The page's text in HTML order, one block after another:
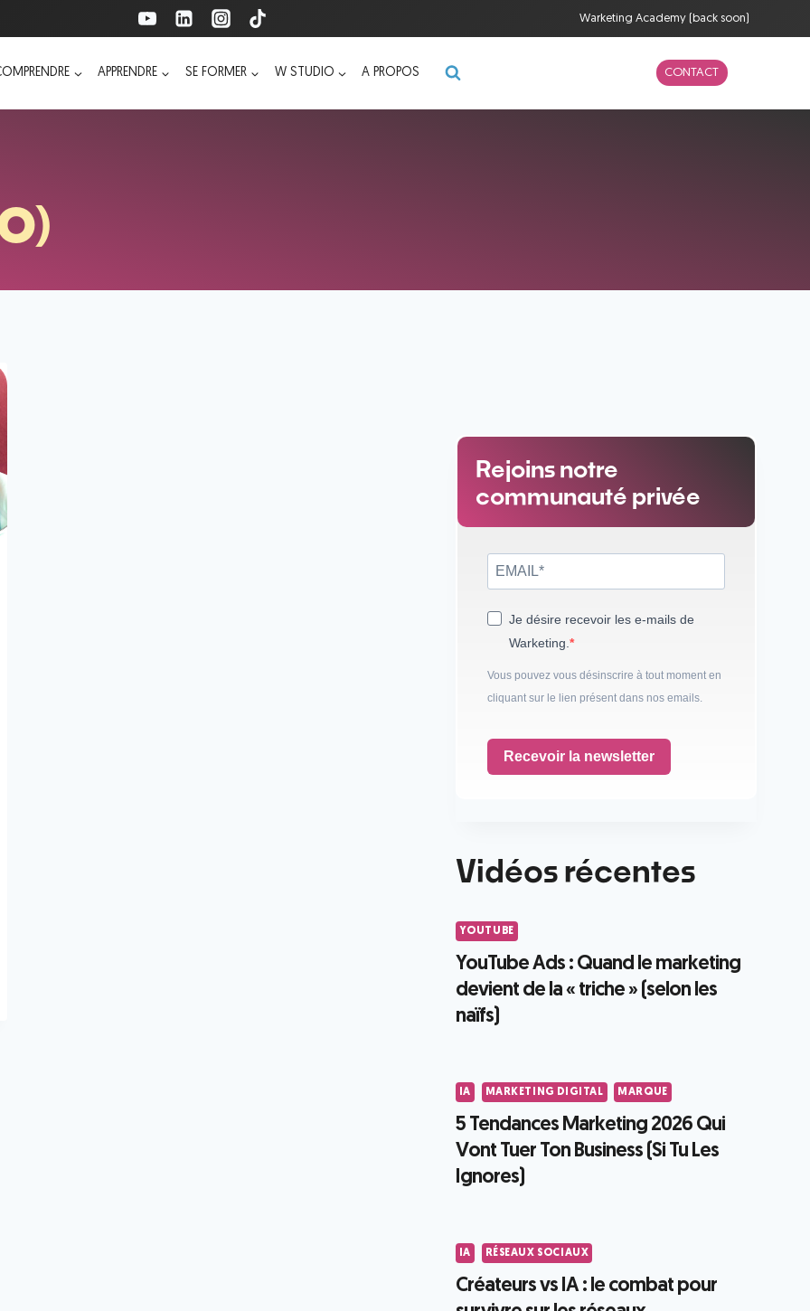
Warketing Academy (back soon)
APPRENDRE SE FORMER W STUDIO A PROPOS CONTACT
Rejoins notre
communauté privée
Je désire recevoir les e-mails de
Warketing.
Vous pouvez vous désinscrire à tout moment en
cliquant sur le lien présent dans nos emails.
Recevoir la newsletter
Vidéos récentes
YOUTUBE
YouTube Ads : Quand le marketing
devient de la « triche » (selon les
naïfs)
IA MARKETING DIGITAL MARQUE
5 Tendances Marketing 2026 Qui
Vont Tuer Ton Business (Si Tu Les
Ignores)
IA RÉSEAUX SOCIAUX
Créateurs vs IA : le combat pour